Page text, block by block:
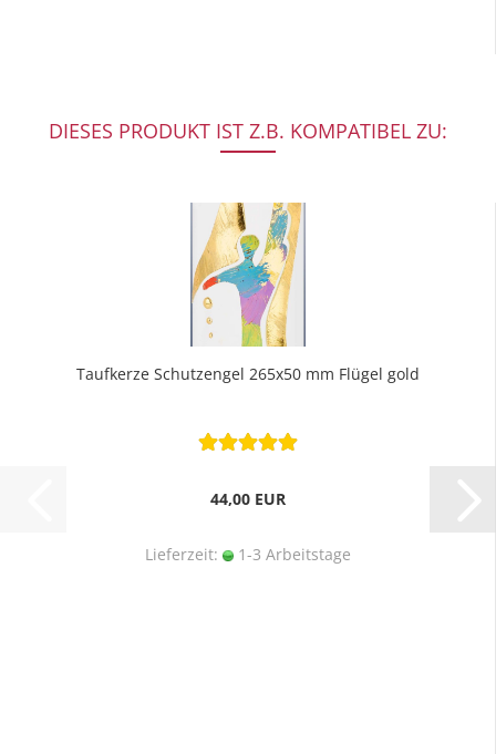
DIESES PRODUKT IST Z.B. KOMPATIBEL ZU:
Taufkerze Schutzengel 265x50 mm Flügel gold
44,00 EUR
Lieferzeit: 1-3 Arbeitstage